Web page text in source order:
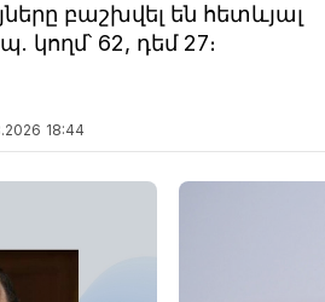
բաշխվել են հետևյալ
կողմ՝ 62, դեմ 27։
18:44